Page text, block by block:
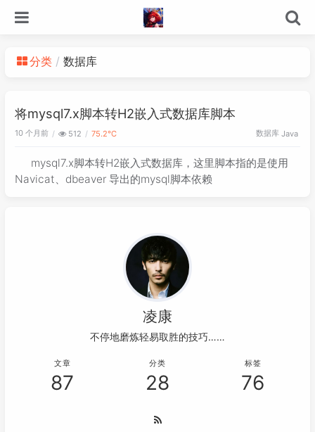
分类 数据库
将mysql7.x脚本转H2嵌入式数据库脚本
10 个月前 512 75.2℃ 数据库 Java
mysql7.x脚本转H2嵌入式数据库，这里脚本指的是使用
Navicat、dbeaver 导出的mysql脚本依赖
凌康
不停地磨炼轻易取胜的技巧……
文章
87
分类
28
标签
76